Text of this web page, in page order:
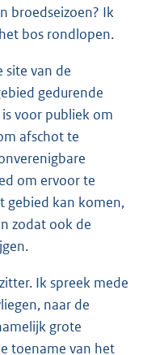
broedseizoen? Ik
bos rondlopen.
site van de
gedurende
voor publiek om
afschot te
om ervoor te
gebied kan komen,
zodat ook de
Ik spreek mede
naar de
grote
toename van het